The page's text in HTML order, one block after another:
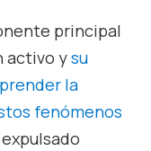
principal
activo ysu
la
fenómenos